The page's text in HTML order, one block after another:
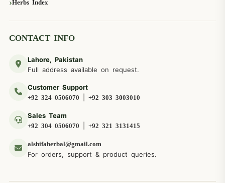
Herbs Index
CONTACT INFO
Lahore, Pakistan
Full address available on request.
Customer Support
+92 324 0506070 +92 303 3003010
Sales Team
+92 304 0506070 +92 321 3131415
alshifaherbal@gmail.com
For orders, support & product queries.